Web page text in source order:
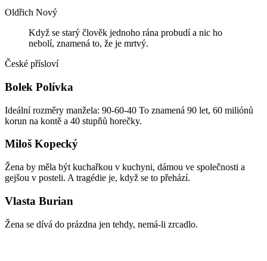
Oldřich Nový
Když se starý člověk jednoho rána probudí a nic ho
nebolí, znamená to, že je mrtvý.
České přísloví
Bolek Polívka
Ideální rozměry manžela: 90-60-40 To znamená 90 let, 60 miliónů
korun na kontě a 40 stupňů horečky.
Miloš Kopecký
Žena by měla být kuchařkou v kuchyni, dámou ve společnosti a
gejšou v posteli. A tragédie je, když se to přehází.
Vlasta Burian
Žena se dívá do prázdna jen tehdy, nemá-li zrcadlo.